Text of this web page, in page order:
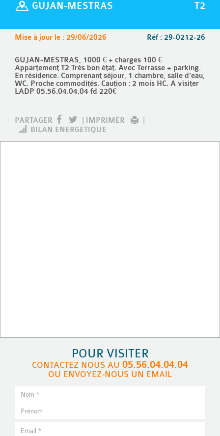
T2
GUJAN-MESTRAS
Réf : 29-0212-26
Mise à jour le : 29/06/2026
GUJAN-MESTRAS, 1000 € + charges 100 €
Appartement T2 Très bon état. Avec Terrasse + parking.
En résidence. Comprenant séjour, 1 chambre, salle d'eau,
WC. Proche commodités. Caution : 2 mois HC. A visiter
LADP 05.56.04.04.04 fd 220€
PARTAGER IMPRIMER
BILAN ENERGETIQUE
POUR VISITER
CONTACTEZ NOUS AU 05.56.04.04.04
OU ENVOYEZ-NOUS UN EMAIL